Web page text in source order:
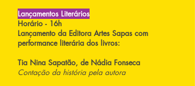
Lançamentos Literários
Horário - 16h
Lançamento da Editora Artes Sapas com
performance literária dos livros:
Tia Nina Sapatão, de Nádia Fonseca
Contação da história pela autora